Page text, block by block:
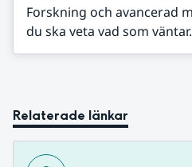
Forskning och avancerad
du ska veta vad som väntar.
Relaterade länkar